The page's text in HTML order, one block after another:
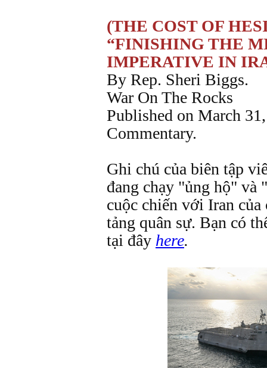
(THE COST OF
“FINISHING THE
IMPERATIVE IN
By Rep. Sheri Biggs.
War On The Rocks
Published on March
Commentary.
Ghi chú của biên tập
đang chạy "ủng hộ" và
cuộc chiến với Iran của
tảng quân sự. Bạn có
tại đây here.